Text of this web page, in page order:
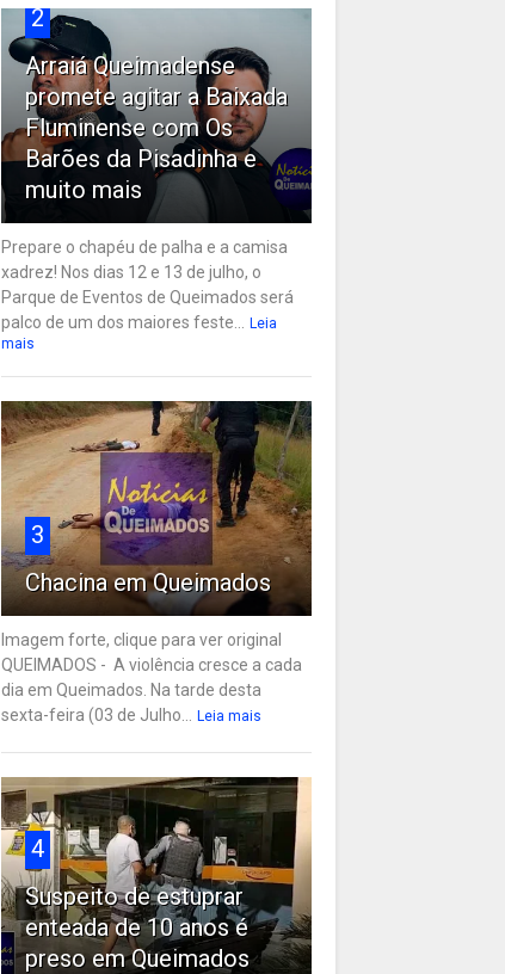
2
Arraiá Queimadense
promete agitar a Baixada
Fluminense com Os
Barões da Pisadinha e
muito mais
Prepare o chapéu de palha e a camisa
xadrez! Nos dias 12 e 13 de julho, o
Parque de Eventos de Queimados será
palco de um dos maiores feste...
Leia
mais
3
Chacina em Queimados
Imagem forte, clique para ver original
QUEIMADOS - A violência cresce a cada
dia em Queimados. Na tarde desta
sexta-feira (03 de Julho...
Leia mais
4
Suspeito de estuprar
enteada de 10 anos é
preso em Queimados